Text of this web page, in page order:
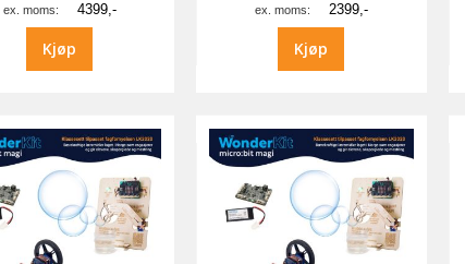
4399,-
Kjøp
2399,-
Kjøp